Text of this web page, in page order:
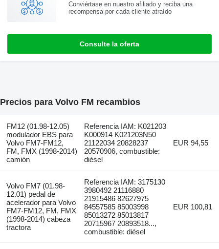
Conviértase en nuestro afiliado y reciba una
recompensa por cada cliente atraído
Consulte la oferta
Precios para Volvo FM recambios
FM12 (01.98-12.05)
modulador EBS para
Volvo FM7-FM12,
FM, FMX (1998-2014)
camión
Referencia IAM: K021203
K000914 K021203N50
21122034 20828237
20570906, combustible:
diésel
EUR 94,55
Volvo FM7 (01.98-
12.01) pedal de
acelerador para Volvo
FM7-FM12, FM, FMX
(1998-2014) cabeza
tractora
Referencia IAM: 3175130
3980492 21116880
21915486 82627975
84557585 85003998
85013272 85013817
20715967 20893518...,
combustible: diésel
EUR 100,81